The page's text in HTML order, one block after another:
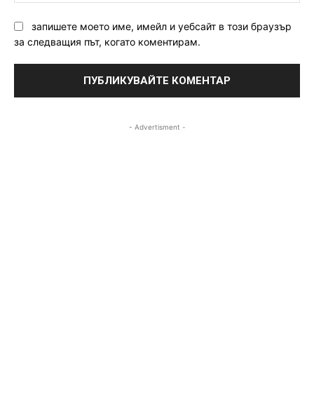
запишете моето име, имейл и уебсайт в този браузър
за следващия път, когато коментирам.
- Advertisment -